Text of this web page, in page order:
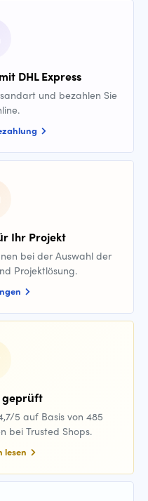
DHL Express
und bezahlen Sie
Ihr Projekt
bei der Auswahl der
Projektlösung.
geprüft
5 auf Basis von 485
bei Trusted Shops.
lesen